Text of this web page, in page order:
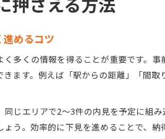
賃貸で一人暮らしを始める際の選
賃貸選びで重視すべき生活動線と
賃貸の意味と正しい読み方を基礎
めるコツ
多くの情報を得ることが重要です。
ます。例えば「駅からの距離」「間
じエリアで2〜3件の内見を予定に組
う。効率的に下見を進めることで、納